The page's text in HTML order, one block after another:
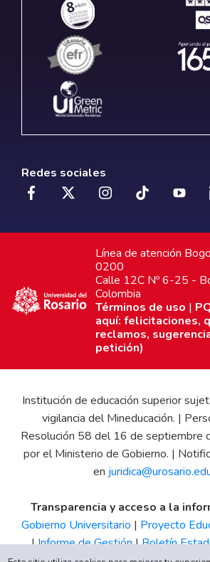
Redes sociales
Línea de atención
0200
Calle 12C Nº 6-25 -
Colombia
Términos de uso |
aquí: felicitaciones,
reclamos,
petición)
Institución de educación superior
vigilancia del Mineducación. |
Resolución 58 del 16 de septiembre
por el Ministerio de Gobierno. |
en
Transparencia y acceso a la
Gobierno Universitario | Proyecto
|Informe de Gestión|Boletín